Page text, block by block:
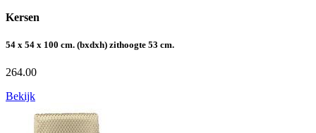
Kersen
54 x 54 x 100 cm. (bxdxh) zithoogte 53 cm.
264.00
Bekijk